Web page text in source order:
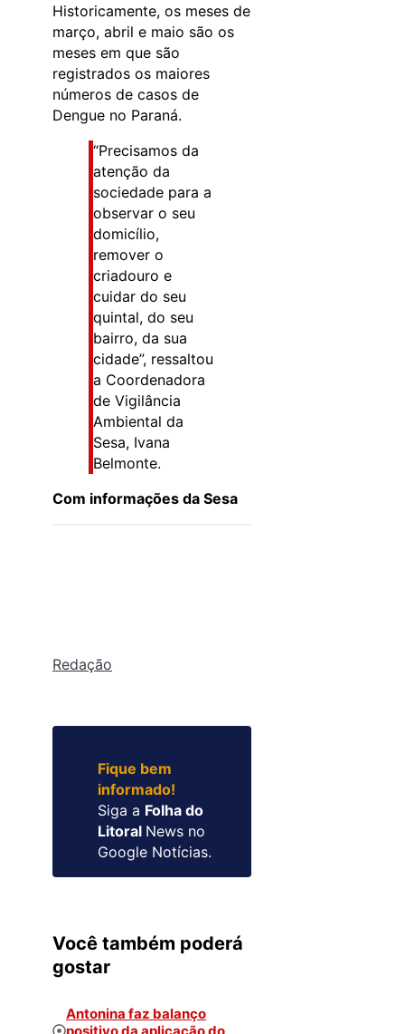
Historicamente, os meses de
março, abril e maio são os
meses em que são
registrados os maiores
números de casos de
Dengue no Paraná.
“Precisamos da
atenção da
sociedade para a
observar o seu
domicílio,
remover o
criadouro e
cuidar do seu
quintal, do seu
bairro, da sua
cidade”, ressaltou
a Coordenadora
de Vigilância
Ambiental da
Sesa, Ivana
Belmonte.
Com informações da Sesa
Redação
Fique bem
informado!
Siga a Folha do
Litoral News no
Google Notícias.
Você também poderá
gostar
Antonina faz balanço